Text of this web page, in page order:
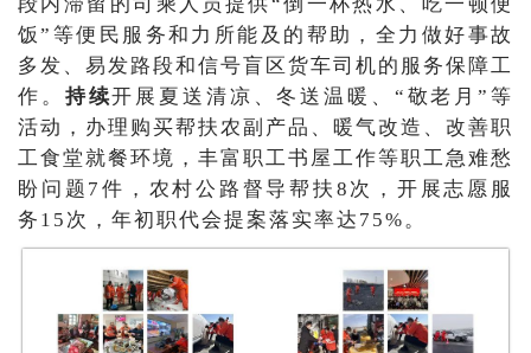
饭”等便民服务和力所能及的帮助，全力做好事故
多发、易发路段和信号盲区货车司机的服务保障工
作。 持续开展夏送清凉、冬送温暖、“敬老月”等
活动，办理购买帮扶农副产品、暖气改造、改善职
工食堂就餐环境，丰富职工书屋工作等职工急难愁
盼问题7件，农村公路督导帮扶8次，开展志愿服
务15次，年初职代会提案落实率达75%。